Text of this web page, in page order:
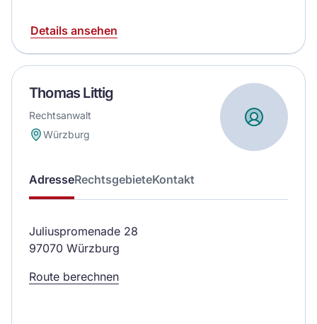
Details ansehen
Thomas Littig
Rechtsanwalt
Würzburg
AdresseRechtsgebieteKontakt
Juliuspromenade 28
97070 Würzburg
Route berechnen